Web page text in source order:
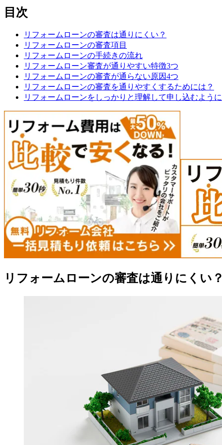
目次
リフォームローンの審査は通りにくい？
リフォームローンの審査項目
リフォームローンの手続きの流れ
リフォームローン審査が通りやすい特徴3つ
リフォームローンの審査が通らない原因4つ
リフォームローンの審査を通りやすくするためには？
リフォームローンをしっかりと理解して申し込むよう
リフォームローンの審査は通りにくい